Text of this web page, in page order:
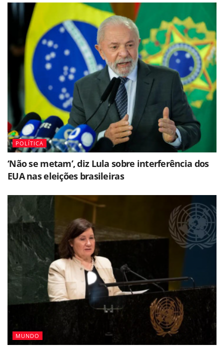
POLÍTICA
‘Não se metam’, diz Lula sobre interferência dos
EUA nas eleições brasileiras
MUNDO